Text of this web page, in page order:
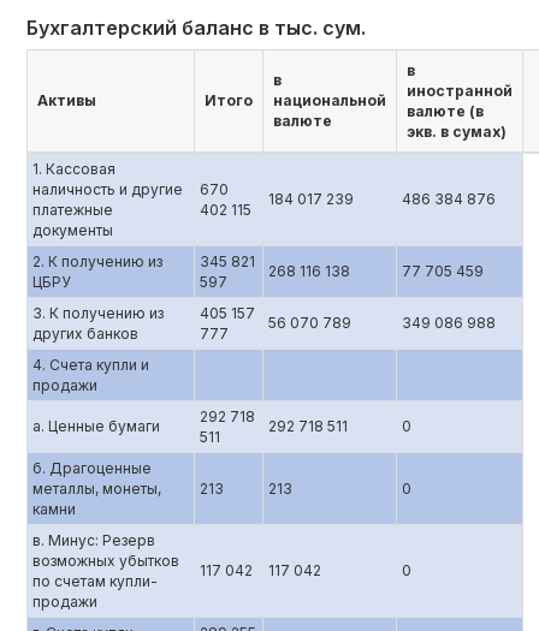
Бухгалтерский баланс в тыс. сум.
Активы Итого
в
национальной
валюте
в
иностранной
валюте (в
экв. в сумах)
1. Кассовая
наличность и другие
платежные
документы
670
402 115
184 017 239 486 384 876
2. К получению из
ЦБРУ
345 821
597
268 116 138 77 705 459
3. К получению из
других банков
405 157
777
56 070 789 349 086 988
4. Счета купли и
продажи
а. Ценные бумаги
292 718
511
292 718 511 0
б. Драгоценные
металлы, монеты,
камни
213 213 0
в. Минус: Резерв
возможных убытков
по счетам купли-
продажи
117 042 117 042 0